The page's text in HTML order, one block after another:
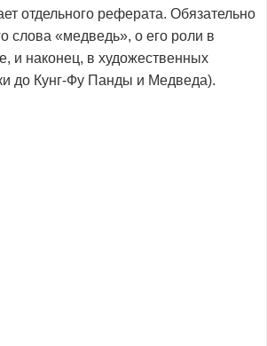
отдельного реферата. Обязательно
слова «медведь», о его роли в
и наконец, в художественных
до Кунг-Фу Панды и Медведа).